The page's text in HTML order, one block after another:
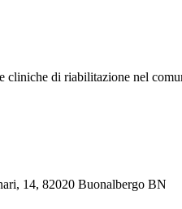
cliniche di riabilitazione nel
14, 82020 Buonalbergo BN